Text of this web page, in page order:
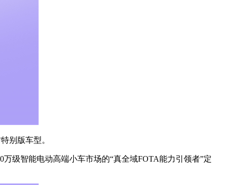
别版车型。
智能电动高端小车市场的“真全域FOTA能力引领者”定